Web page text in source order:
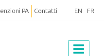
PA Contatti EN FR